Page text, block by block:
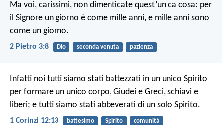
Ma voi, carissimi, non dimenticate quest’unica cosa: per
il Signore un giorno è come mille anni, e mille anni sono
come un giorno.
2 Pietro 3:8 Dio seconda venuta pazienza
Infatti noi tutti siamo stati battezzati in un unico Spirito
per formare un unico corpo, Giudei e Greci, schiavi e
liberi; e tutti siamo stati abbeverati di un solo Spirito.
1 Corinzi 12:13 battesimo Spirito comunità